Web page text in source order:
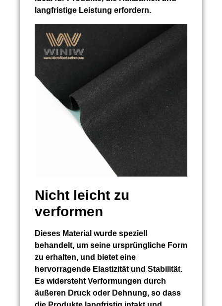
langfristige Leistung erfordern.
Nicht leicht zu
verformen
Dieses Material wurde speziell
behandelt, um seine ursprüngliche Form
zu erhalten, und bietet eine
hervorragende Elastizität und Stabilität.
Es widersteht Verformungen durch
äußeren Druck oder Dehnung, so dass